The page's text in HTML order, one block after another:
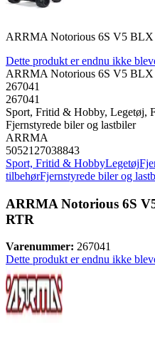
ARRMA Notorious 6S V5
Dette produkt er endnu ikke
ARRMA Notorious 6S V5
267041
267041
Sport, Fritid & Hobby, Legetøj,
Fjernstyrede biler og lastbiler
ARRMA
5052127038843
Sport, Fritid & HobbyLegetøj
tilbehørFjernstyrede biler og
ARRMA Notorious 6S
RTR
Varenummer: 267041
Dette produkt er endnu ikke